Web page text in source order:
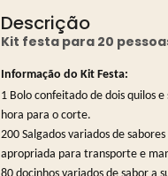
Descrição
Kit festa para 20
Informação do Kit Festa:
1 Bolo confeitado de dois quilos
hora para o corte.
200 Salgados variados de
apropriada para transporte e